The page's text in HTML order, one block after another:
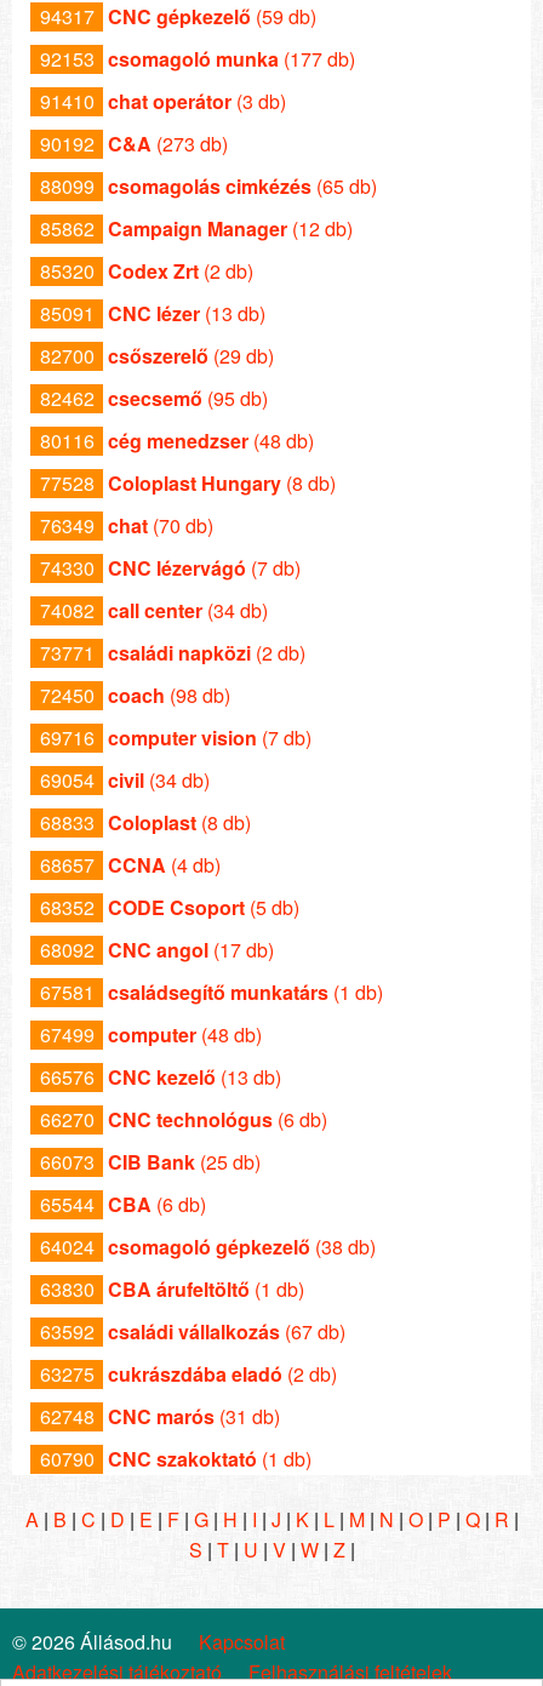
94317 CNC gépkezelő (59 db)
92153 csomagoló munka (177 db)
91410 chat operátor (3 db)
90192 C&A (273 db)
88099 csomagolás cimkézés (65 db)
85862 Campaign Manager (12 db)
85320 Codex Zrt (2 db)
85091
CNC lézer (13 db)
82700 csőszerelő (29 db)
82462 csecsemő (95 db)
80116 cég menedzser (48 db)
77528 Coloplast Hungary (8 db)
76349 chat (70 db)
74330 CNC lézervágó (7 db)
74082 call center (34 db)
73771
családi napközi (2 db)
72450 coach (98 db)
69716 computer vision (7 db)
69054 civil (34 db)
68833 Coloplast (8 db)
68657 CCNA (4 db)
68352 CODE Csoport (5 db)
68092 CNC angol (17 db)
67581
családsegítő munkatárs (1 db)
67499 computer (48 db)
66576 CNC kezelő (13 db)
66270 CNC technológus (6 db)
66073 CIB Bank (25 db)
65544 CBA (6 db)
64024 csomagoló gépkezelő (38 db)
63830 CBA árufeltöltő (1 db)
63592 családi vállalkozás (67 db)
63275 cukrászdába eladó (2 db)
62748 CNC marós (31 db)
60790 CNC szakoktató (1 db)
A | B | C | D | E | F| G| H | I| J | K| L| M| N | O| P | Q| R |
S | T| U | V| W| Z|
© 2026 Állásod.hu
Kapcsolat
Adatkezelési tájékoztató
Felhasználási feltételek